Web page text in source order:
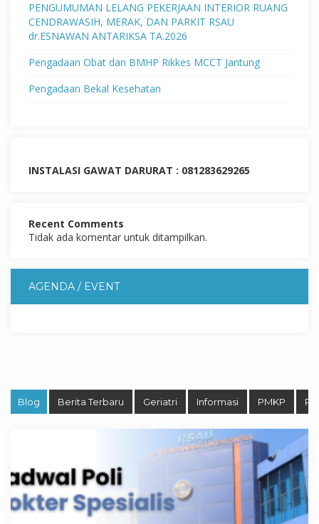
PENGUMUMAN LELANG PEKERJAAN INTERIOR RUANG
CENDRAWASIH, MERAK, DAN PARKIT RSAU
dr.ESNAWAN ANTARIKSA TA.2026
Pengadaan Obat dan BMHP Rikkes MCCT Jantung
Pengadaan Bekal Kesehatan
INSTALASI GAWAT DARURAT : 081283629265
Recent Comments
Tidak ada komentar untuk ditampilkan.
AGENDA / EVENT
Blog Berita Terbaru Geriatri Informasi PMKP